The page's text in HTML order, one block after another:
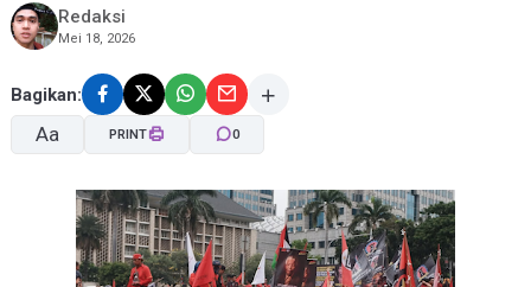
Redaksi
Mei 18, 2026
Bagikan:
Aa
A- A+
PRINT 0